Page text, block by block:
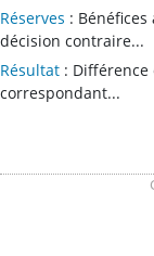
Réserves :
décision contraire...
Résultat :
correspondant...